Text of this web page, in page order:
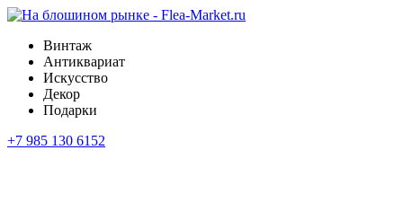
Винтаж
Антиквариат
Искусство
Декор
Подарки
+7 985 130 6152